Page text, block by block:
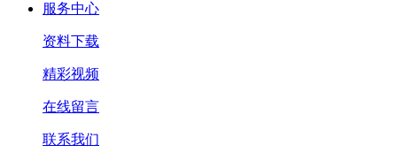
服务中心
资料下载
精彩视频
在线留言
联系我们